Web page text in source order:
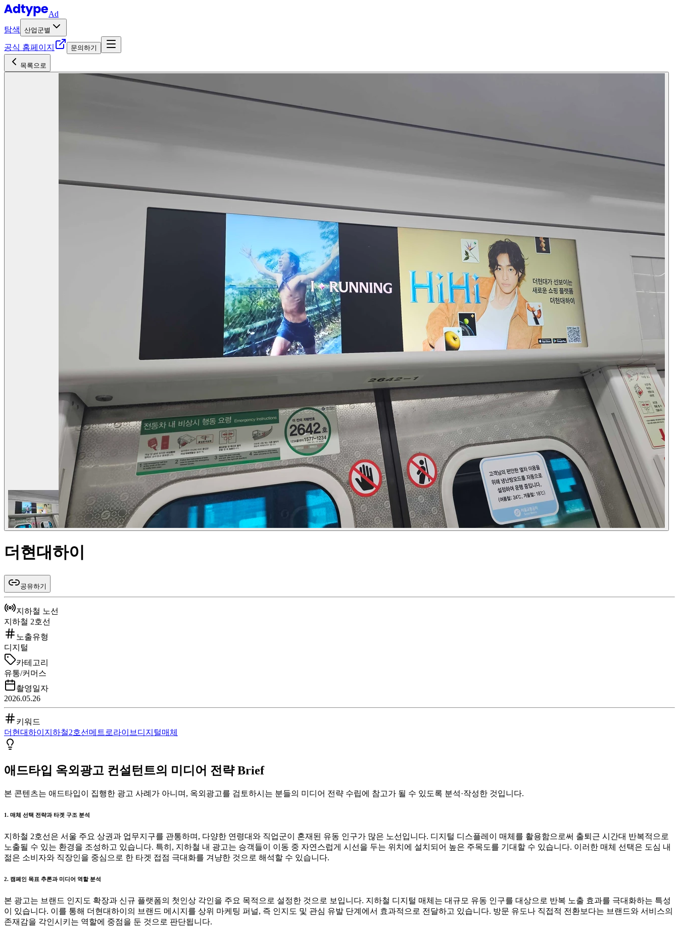
Ad
탐색
산업군별
공식 홈페이지 문의하기
목록으로
더현대하이
공유하기
지하철 노선
지하철 2호선
노출유형
디지털
카테고리
유통/커머스
촬영일자
2026.05.26
키워드
더현대하이 지하철2호선 메트로라이브 디지털매체
애드타입 옥외광고 컨설턴트의 미디어 전략 Brief
본 콘텐츠는 애드타입이 집행한 광고 사례가 아니며, 옥외광고를 검토하시는 분들의 미디어 전략 수립에 참고가 될 수 있도록 분석·작성한 것입니다.
1. 매체 선택 전략과 타겟 구조 분석
지하철 2호선은 서울 주요 상권과 업무지구를 관통하며, 다양한 연령대와 직업군이 혼재된 유동 인구가 많은 노선입니다. 디지털 디스플레이 매체를 활용함으로써 출퇴근 시간대 반복적으로
노출될 수 있는 환경을 조성하고 있습니다. 특히, 지하철 내 광고는 승객들이 이동 중 자연스럽게 시선을 두는 위치에 설치되어 높은 주목도를 기대할 수 있습니다. 이러한 매체 선택은 도심 내
젊은 소비자와 직장인을 중심으로 한 타겟 접점 극대화를 겨냥한 것으로 해석할 수 있습니다.
2. 캠페인 목표 추론과 미디어 역할 분석
본 광고는 브랜드 인지도 확장과 신규 플랫폼의 첫인상 각인을 주요 목적으로 설정한 것으로 보입니다. 지하철 디지털 매체는 대규모 유동 인구를 대상으로 반복 노출 효과를 극대화하는 특성
이 있습니다. 이를 통해 더현대하이의 브랜드 메시지를 상위 마케팅 퍼널, 즉 인지도 및 관심 유발 단계에서 효과적으로 전달하고 있습니다. 방문 유도나 직접적 전환보다는 브랜드와 서비스의
존재감을 각인시키는 역할에 중점을 둔 것으로 판단됩니다.